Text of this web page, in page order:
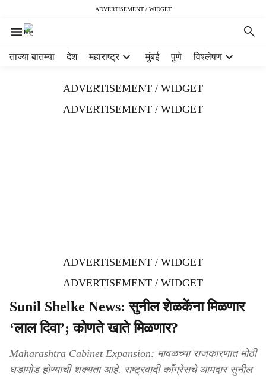
ADVERTISEMENT / WIDGET
ताज्या बातम्या देश महाराष्ट्र मुंबई पुणे विश्लेषण
ADVERTISEMENT / WIDGET
ADVERTISEMENT / WIDGET
ADVERTISEMENT / WIDGET
ADVERTISEMENT / WIDGET
Sunil Shelke News: सुनील शेळकेंना मिळणार
‘लाल दिवा’; कोणते खाते मिळणार?
Maharashtra Cabinet Expansion: मावळच्या राजकारणात मोठी
घडामोड होण्याची शक्यता आहे. राष्ट्रवादी काँग्रेसचे आमदार सुनील